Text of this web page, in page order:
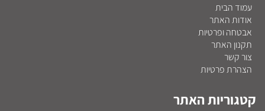
עמוד הבית
אודות האתר
אבטחה ופרטיות
תקנון האתר
צור קשר
הצהרת פרטיות
קטגוריות האתר